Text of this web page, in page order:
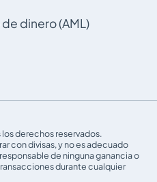
dinero (AML)
derechos reservados.
con divisas, y no es adecuado
de ninguna ganancia o
durante cualquier